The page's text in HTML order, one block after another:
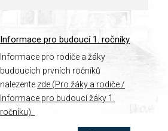
Informace pro budoucí 1. ročníky
Informace pro rodiče a žáky
budoucích prvních ročníků
nalezente zde (Pro žáky a rodiče /
Informace pro budoucí žáky 1.
ročníku).